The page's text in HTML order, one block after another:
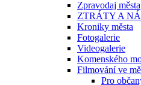
Zpravodaj města
ZTRÁTY A
Kroniky města
Fotogalerie
Videogalerie
Komenského
Filmování ve
Pro